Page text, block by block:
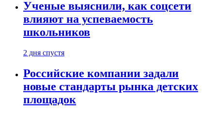
Ученые выяснили, как соцсети
влияют на успеваемость
школьников
2 дня спустя
Российские компании задали
новые стандарты рынка детских
площадок